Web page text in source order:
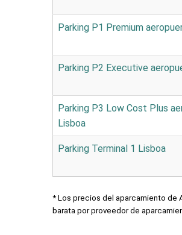
Parking P1 Premium
Parking P2 Executive
Parking P3 Low Cost Plus
Lisboa
Parking Terminal 1 Lisboa
* Los precios del aparcamiento de
barata por proveedor de